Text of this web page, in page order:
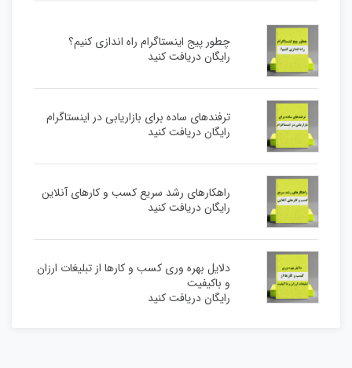
چطور پیج اینستاگرام راه اندازی کنیم؟
رایگان دریافت کنید
ترفندهای ساده برای بازاریابی در اینستاگرام
رایگان دریافت کنید
راهکارهای رشد سریع کسب و کارهای آنلاین
رایگان دریافت کنید
دلایل بهره وری کسب و کارها از تبلیغات ارزان
و باکیفیت
رایگان دریافت کنید